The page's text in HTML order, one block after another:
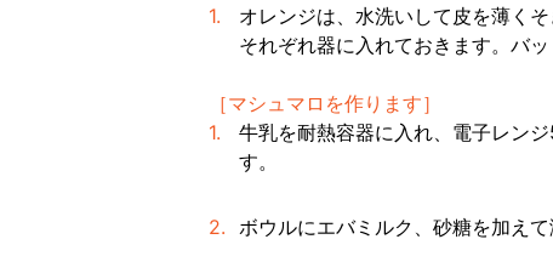
オレンジは、水洗いして皮を薄く
それぞれ器に入れておきます。バ
［マシュマロを作ります］
牛乳を耐熱容器に入れ、電子レン
す。
ボウルにエバミルク、砂糖を加え